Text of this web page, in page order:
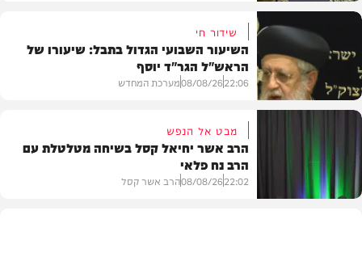
חדשות
וידאו
שידור חי
השיעור השבועי הגדול בתבל: שיעורו של
הראש"ל הגר"ד יוסף
22:06
08/08/26מערכת המחדש
מבט אל הנפש
הרב אשר יחיאל קסל בשיחה מטלטלת עם
הרב נח פלאי
22:02
08/08/26הרב אשר קסל